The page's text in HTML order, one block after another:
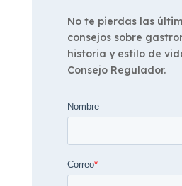
No te pierdas las
consejos sobre
historia y estilo de
Consejo Regulador.